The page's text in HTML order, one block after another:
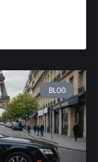
BLOG